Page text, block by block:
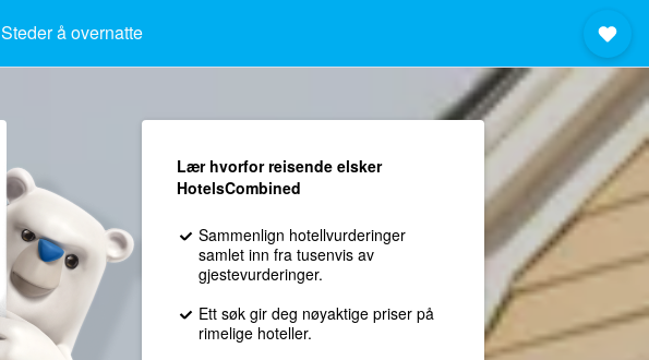
Steder å overnatte
Lær hvorfor reisende elsker
HotelsCombined
Sammenlign hotellvurderinger
samlet inn fra tusenvis av
gjestevurderinger.
Ett søk gir deg nøyaktige priser på
rimelige hoteller.